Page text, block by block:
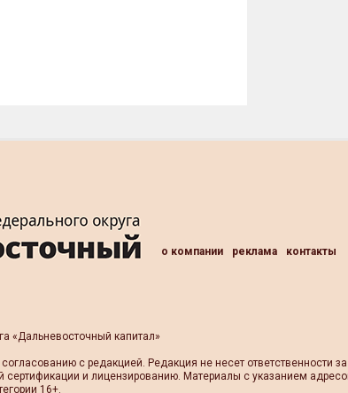
о компании реклама контакты
«Дальневосточный капитал»
с редакцией. Редакция не несет ответственности
сертификации и лицензированию. Материалы с указанием
16+.